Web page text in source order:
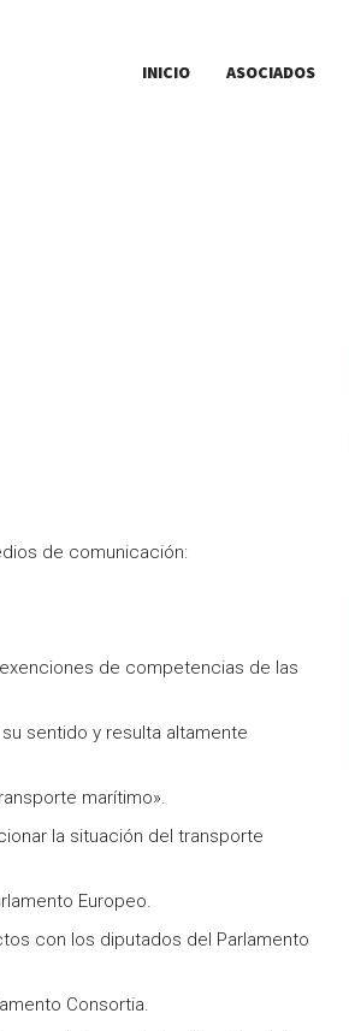
INICIO ASOCIADOS
de comunicación:
exenciones de competencias de las
sentido y resulta altamente
marítimo».
la situación del transporte
Europeo.
con los diputados del Parlamento
Consortia.